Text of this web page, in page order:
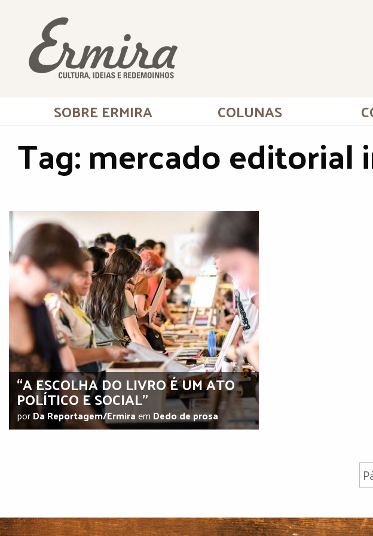
SOBRE ERMIRA COLUNAS
Tag:mercado editorial
“A ESCOLHA DO LIVRO É UM ATO
POLÍTICO E SOCIAL”
porDa Reportagem/Ermiraem Dedo de prosa